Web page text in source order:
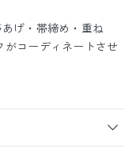
げ・帯締め・重ね
コーディネートさせ